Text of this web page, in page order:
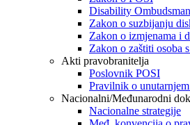
Disability
Zakon o suzbijanju
Zakon o izmjenama i
Zakon o zaštiti osoba
Akti pravobranitelja
Poslovnik POSI
Pravilnik o
Nacionalni/Međunarodni
Nacionalne strategije